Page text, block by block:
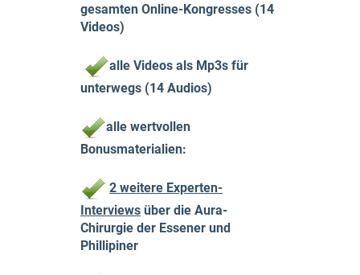
gesamten Online-Kongresses (14
Videos)
alle Videos als Mp3s für
unterwegs (14 Audios)
alle wertvollen
Bonusmaterialien:
2 weitere Experten-
Interviews über die Aura-
Chirurgie der Essener und
Phillipiner